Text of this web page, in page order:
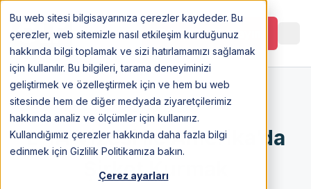
Bu web sitesi bilgisayarınıza çerezler kaydeder. Bu
çerezler, web sitemizle nasıl etkileşim kurduğunuz
hakkında bilgi toplamak ve sizi hatırlamamızı sağlamak
için kullanılır. Bu bilgileri, tarama deneyiminizi
geliştirmek ve özelleştirmek için ve hem bu web
sitesinde hem de diğer medyada ziyaretçilerimiz
hakkında analiz ve ölçümler için kullanırız.
Kullandığımız çerezler hakkında daha fazla bilgi
edinmek için Gizlilik Politikamıza bakın.
Çerez ayarları
Görüşme Planlayın
28 Apr 2023
L-1A Vizesi ile Amerika’da
Şirket Kurmak